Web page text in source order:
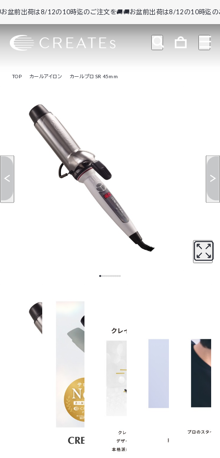
出荷は8/12の10時迄のご注文を🚚🚚お盆前出荷は8/12の10時迄のご注
TOP カールアイロン カールプロ SR 45mm